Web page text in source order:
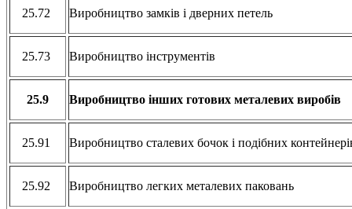
25.72 Виробництво замків і дверних петель
25.73 Виробництво інструментів
25.9 Виробництво інших готових металевих виробів
25.91 Виробництво сталевих бочок і подібних
25.92 Виробництво легких металевих паковань